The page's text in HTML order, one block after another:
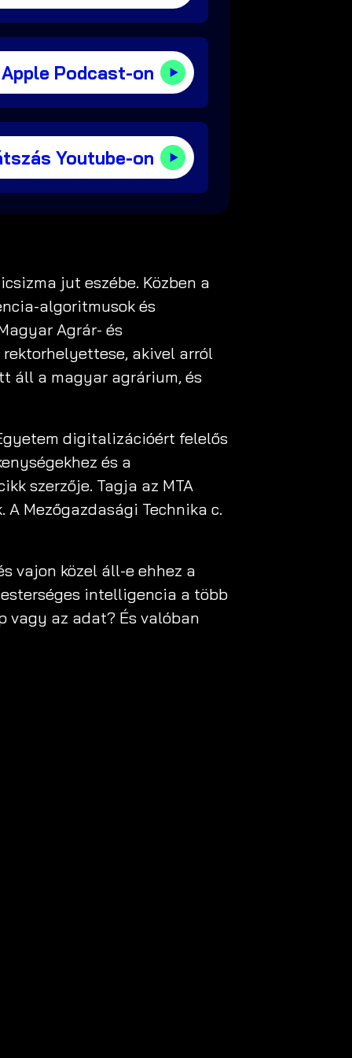
Podcast-on
Youtube-on
jut eszébe. Közben a
algoritmusok és
Agrár- és
akivel arról
áll a magyar agrárium, és
digitalizációért felelős
és a
szerzője. Tagja az MTA
Mezőgazdasági Technika c.
vajon közel áll-e ehhez a
intelligencia a több
vagy az adat? És valóban